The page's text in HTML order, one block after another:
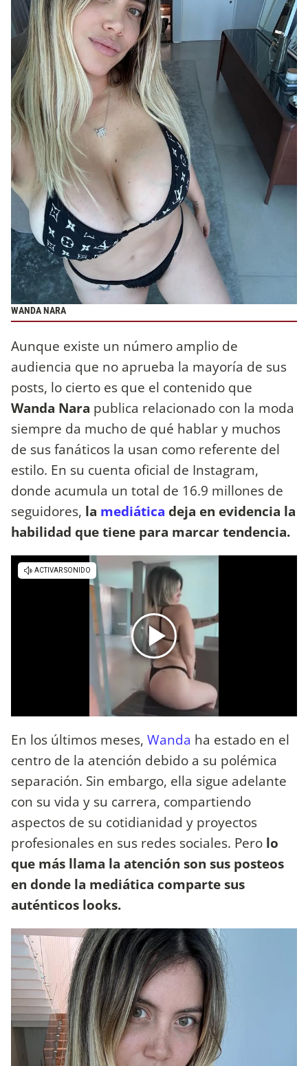
WANDA NARA
Aunque existe un número amplio de
audiencia que no aprueba la mayoría de sus
posts, lo cierto es que el contenido que
Wanda Nara publica relacionado con la moda
siempre da mucho de qué hablar y muchos
de sus fanáticos la usan como referente del
estilo. En su cuenta oficial de Instagram,
donde acumula un total de 16.9 millones de
seguidores, la mediática deja en evidencia la
habilidad que tiene para marcar tendencia.
En los últimos meses, Wanda ha estado en el
centro de la atención debido a su polémica
separación. Sin embargo, ella sigue adelante
con su vida y su carrera, compartiendo
aspectos de su cotidianidad y proyectos
profesionales en sus redes sociales. Pero lo
que más llama la atención son sus posteos
en donde la mediática comparte sus
auténticos looks.